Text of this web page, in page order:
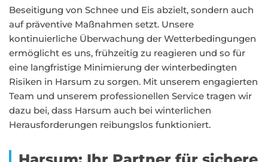
Beseitigung von Schnee und Eis abzielt, sondern auch
auf präventive Maßnahmen setzt. Unsere
kontinuierliche Überwachung der Wetterbedingungen
ermöglicht es uns, frühzeitig zu reagieren und so für
eine langfristige Minimierung der winterbedingten
Risiken in Harsum zu sorgen. Mit unserem engagierten
Team und unserem professionellen Service tragen wir
dazu bei, dass Harsum auch bei winterlichen
Herausforderungen reibungslos funktioniert.